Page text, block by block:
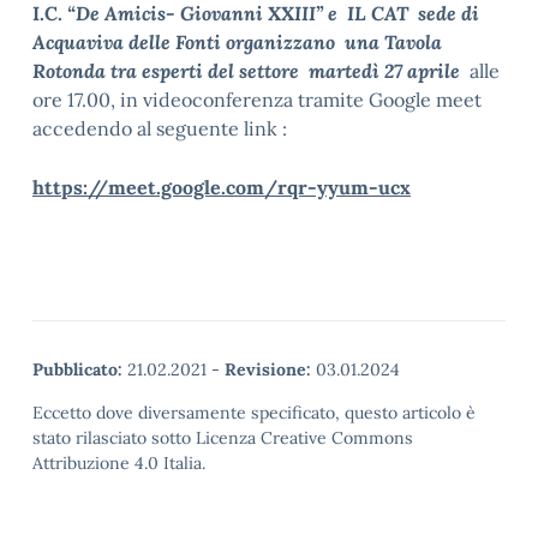
I.C. “De Amicis- Giovanni XXIII” e IL CAT sede di
Acquaviva delle Fonti organizzano una Tavola
Rotonda tra esperti del settore martedì 27 aprile alle
ore 17.00, in videoconferenza tramite Google meet
accedendo al seguente link :
https://meet.google.com/rqr-yyum-ucx
Pubblicato: 21.02.2021 - Revisione: 03.01.2024
Eccetto dove diversamente specificato, questo articolo è
stato rilasciato sotto Licenza Creative Commons
Attribuzione 4.0 Italia.